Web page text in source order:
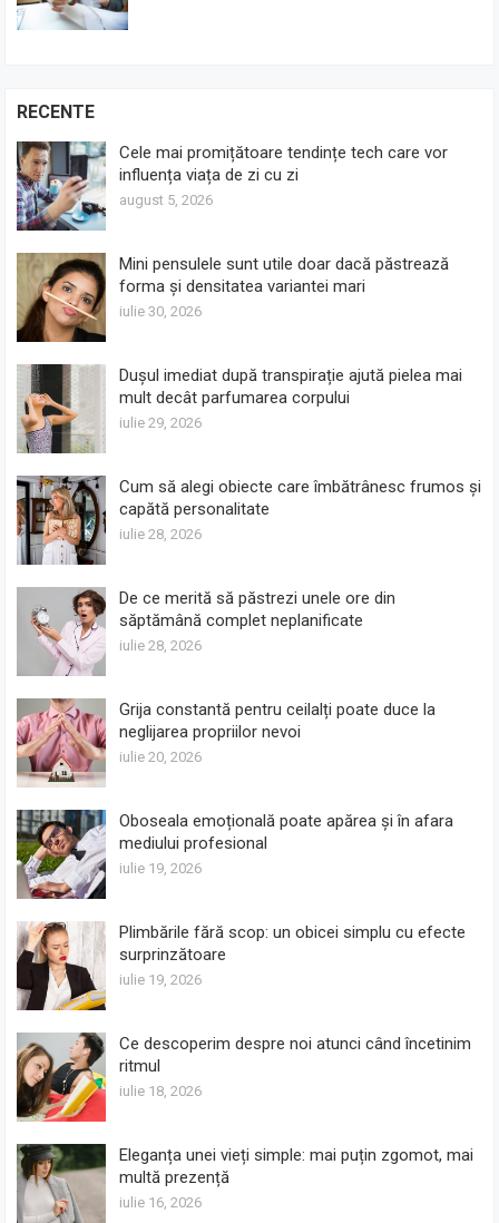
RECENTE
Cele mai promițătoare tendințe tech care vor
influența viața de zi cu zi
august 5, 2026
Mini pensulele sunt utile doar dacă păstrează
forma și densitatea variantei mari
iulie 30, 2026
Dușul imediat după transpirație ajută pielea mai
mult decât parfumarea corpului
iulie 29, 2026
Cum să alegi obiecte care îmbătrânesc frumos și
capătă personalitate
iulie 28, 2026
De ce merită să păstrezi unele ore din
săptămână complet neplanificate
iulie 28, 2026
Grija constantă pentru ceilalți poate duce la
neglijarea propriilor nevoi
iulie 20, 2026
Oboseala emoțională poate apărea și în afara
mediului profesional
iulie 19, 2026
Plimbările fără scop: un obicei simplu cu efecte
surprinzătoare
iulie 19, 2026
Ce descoperim despre noi atunci când încetinim
ritmul
iulie 18, 2026
Eleganța unei vieți simple: mai puțin zgomot, mai
multă prezență
iulie 16, 2026